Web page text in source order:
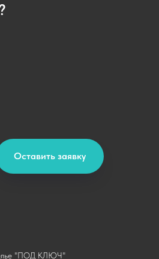
Оставить заявку
"ПОД КЛЮЧ"